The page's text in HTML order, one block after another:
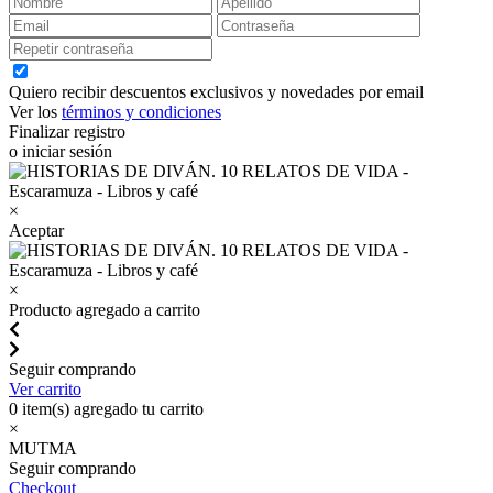
Quiero recibir descuentos exclusivos y novedades por email
Ver los términos y condiciones
Finalizar registro
o iniciar sesión
×
Aceptar
×
Producto agregado a carrito
Seguir comprando
Ver carrito
0 item(s) agregado tu carrito
×
MUTMA
Seguir comprando
Checkout